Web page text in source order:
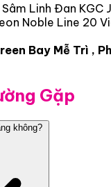
Linh Đan KGC
Noble Line 20
Bay Mễ Trì ,
Gặp
không?